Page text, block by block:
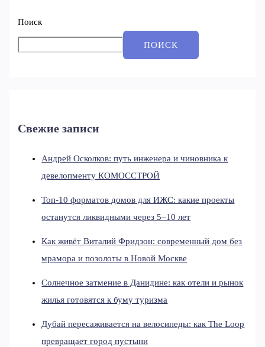
Поиск
ПОИСК
Свежие записи
Андрей Осколков: путь инженера и чиновника к
девелопменту КОМОССТРОЙ
Топ-10 форматов домов для ИЖС: какие проекты
останутся ликвидными через 5–10 лет
Как живёт Виталий Фридзон: современный дом без
мрамора и позолоты в Новой Москве
Солнечное затмение в Данидине: как отели и рынок
жилья готовятся к буму туризма
Дубай пересаживается на велосипеды: как The Loop
превращает город пустыни